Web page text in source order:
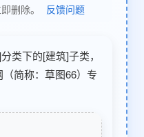
删除。 反馈问题
类下的[建筑]子类，
简称：草图66）专